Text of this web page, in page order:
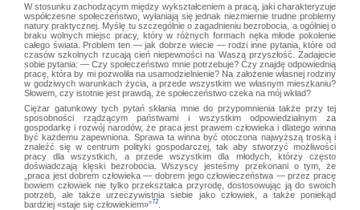
W stosunku zachodzącym między wykształceniem a pracą, jaki charakteryzuje
współczesne społeczeństwo, wyłaniają się jednak niezmiernie trudne problemy
natury praktycznej. Myślę tu szczególnie o zagadnieniu bezrobocia, a ogólniej o
braku wolnych miejsc pracy, który w różnych formach nęka młode pokolenie
całego świata. Problem ten — jak dobrze wiecie — rodzi inne pytania, które od
czasów szkolnych rzucają cień niepewności na Waszą przyszłość. Zadajecie
sobie pytania: — Czy społeczeństwo mnie potrzebuje? Czy znajdę odpowiednią
pracę, która by mi pozwoliła na usamodzielnienie? Na założenie własnej rodziny
w godziwych warunkach życia, a przede wszystkim we własnym mieszkaniu?
Słowem, czy istotnie jest prawdą, że społeczeństwo czeka na mój wkład?
Ciężar gatunkowy tych pytań skłania mnie do przypomnienia także przy tej
sposobności rządzącym państwami i wszystkim odpowiedzialnym za
gospodarkę i rozwój narodów, że praca jest prawem człowieka i dlatego winna
być każdemu zapewniona. Sprawa ta winna być otoczona najwyższą troską i
znaleźć się w centrum polityki gospodarczej, tak aby stworzyć możliwości
pracy dla wszystkich, a przede wszystkim dla młodych, którzy często
doświadczają klęski bezrobocia. Wszyscy jesteśmy przekonani o tym, że
„praca jest dobrem człowieka — dobrem jego człowieczeństwa — przez pracę
bowiem człowiek nie tylko przekształca przyrodę, dostosowując ją do swoich
potrzeb, ale także urzeczywistnia siebie jako człowiek, a także poniekąd
bardziej «staje się człowiekiem»”72